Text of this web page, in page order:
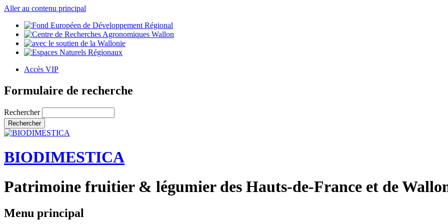
Aller au contenu principal
Accès VIP
Formulaire de recherche
Rechercher
BIODIMESTICA
Patrimoine fruitier & légumier des Hauts-de-France et de
Menu principal